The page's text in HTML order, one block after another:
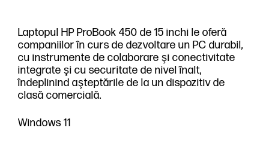
Laptopul HP ProBook 450 de 15 inchi le oferă
companiilor în curs de dezvoltare un PC durabil,
cu instrumente de colaborare şi conectivitate
integrate şi cu securitate de nivel înalt,
îndeplinind aşteptările de la un dispozitiv de
clasă comercială.
Windows 11